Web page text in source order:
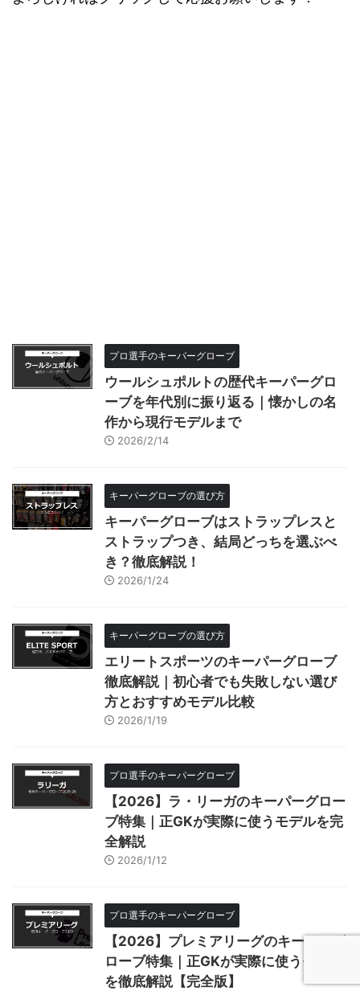
プロ選手のキーパーグローブ
ウールシュポルトの歴代キーパーグロ
ーブを年代別に振り返る｜懐かしの名
作から現行モデルまで
2026/2/14
キーパーグローブの選び方
キーパーグローブはストラップレスと
ストラップつき、結局どっちを選ぶべ
き？徹底解説！
2026/1/24
キーパーグローブの選び方
エリートスポーツのキーパーグローブ
徹底解説｜初心者でも失敗しない選び
方とおすすめモデル比較
2026/1/19
プロ選手のキーパーグローブ
【2026】ラ・リーガのキーパーグロー
ブ特集｜正GKが実際に使うモデルを完
全解説
2026/1/12
プロ選手のキーパーグローブ
【2026】プレミアリーグのキーパーグ
ローブ特集｜正GKが実際に使うモデル
を徹底解説【完全版】